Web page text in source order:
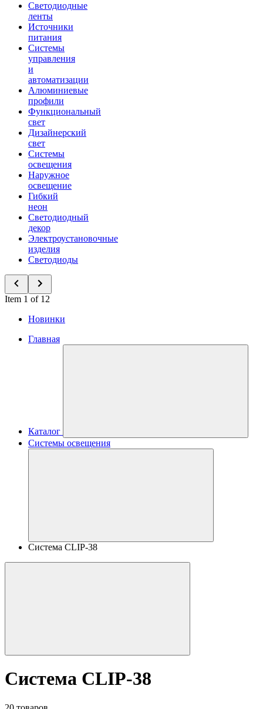
Светодиодные
ленты
Источники
питания
Системы
управления
и
автоматизации
Алюминиевые
профили
Функциональный
свет
Дизайнерский
свет
Системы
освещения
Наружное
освещение
Гибкий
неон
Светодиодный
декор
Электроустановочные
изделия
Светодиоды
Item 1 of 12
Новинки
Главная
Каталог
Системы освещения
Система CLIP-38
Система CLIP-38